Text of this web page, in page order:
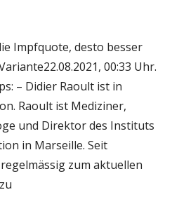
Impfquote, desto besser
00:33 Uhr.
– Didier Raoult ist in
Raoult ist Mediziner,
und Direktor des Instituts
in Marseille. Seit
zum aktuellen